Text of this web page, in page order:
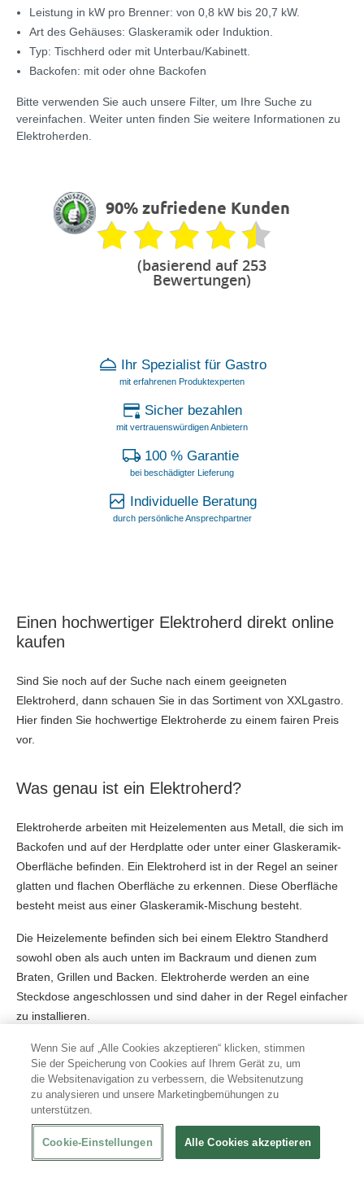
Leistung in kW pro Brenner: von 0,8 kW bis 20,7 kW.
Art des Gehäuses: Glaskeramik oder Induktion.
Typ: Tischherd oder mit Unterbau/Kabinett.
Backofen: mit oder ohne Backofen
Bitte verwenden Sie auch unsere Filter, um Ihre Suche zu
vereinfachen. Weiter unten finden Sie weitere Informationen zu
Elektroherden.
90% zufriedene Kunden
(basierend auf 253
Bewertungen)
Ihr Spezialist für Gastro
mit erfahrenen Produktexperten
Sicher bezahlen
mit vertrauenswürdigen Anbietern
100 % Garantie
bei beschädigter Lieferung
Individuelle Beratung
durch persönliche Ansprechpartner
Einen hochwertiger Elektroherd direkt online
kaufen
Sind Sie noch auf der Suche nach einem geeigneten
Elektroherd, dann schauen Sie in das Sortiment von XXLgastro.
Hier finden Sie hochwertige Elektroherde zu einem fairen Preis
vor.
Was genau ist ein Elektroherd?
Elektroherde arbeiten mit Heizelementen aus Metall, die sich im
Backofen und auf der Herdplatte oder unter einer Glaskeramik-
Oberfläche befinden. Ein Elektroherd ist in der Regel an seiner
glatten und flachen Oberfläche zu erkennen. Diese Oberfläche
besteht meist aus einer Glaskeramik-Mischung besteht.
Die Heizelemente befinden sich bei einem Elektro Standherd
sowohl oben als auch unten im Backraum und dienen zum
Braten, Grillen und Backen. Elektroherde werden an eine
Steckdose angeschlossen und sind daher in der Regel einfacher
zu installieren.
E Herde mit Backofen
Ein Elektroherd verfügt neben einem Kochfeld auch über einen
Backofen. Das Volumen eines Backofen kann sich zwischen bei
den Eelektro-Herden unterscheiden. In der Regel weist das
Volumen zwischen 45 und 70 Litern auf.
Wenn Sie auf „Alle Cookies akzeptieren“ klicken, stimmen
Sie der Speicherung von Cookies auf Ihrem Gerät zu, um
die Websitenavigation zu verbessern, die Websitenutzung
zu analysieren und unsere Marketingbemühungen zu
unterstützen.
Cookie-Einstellungen Alle Cookies akzeptieren